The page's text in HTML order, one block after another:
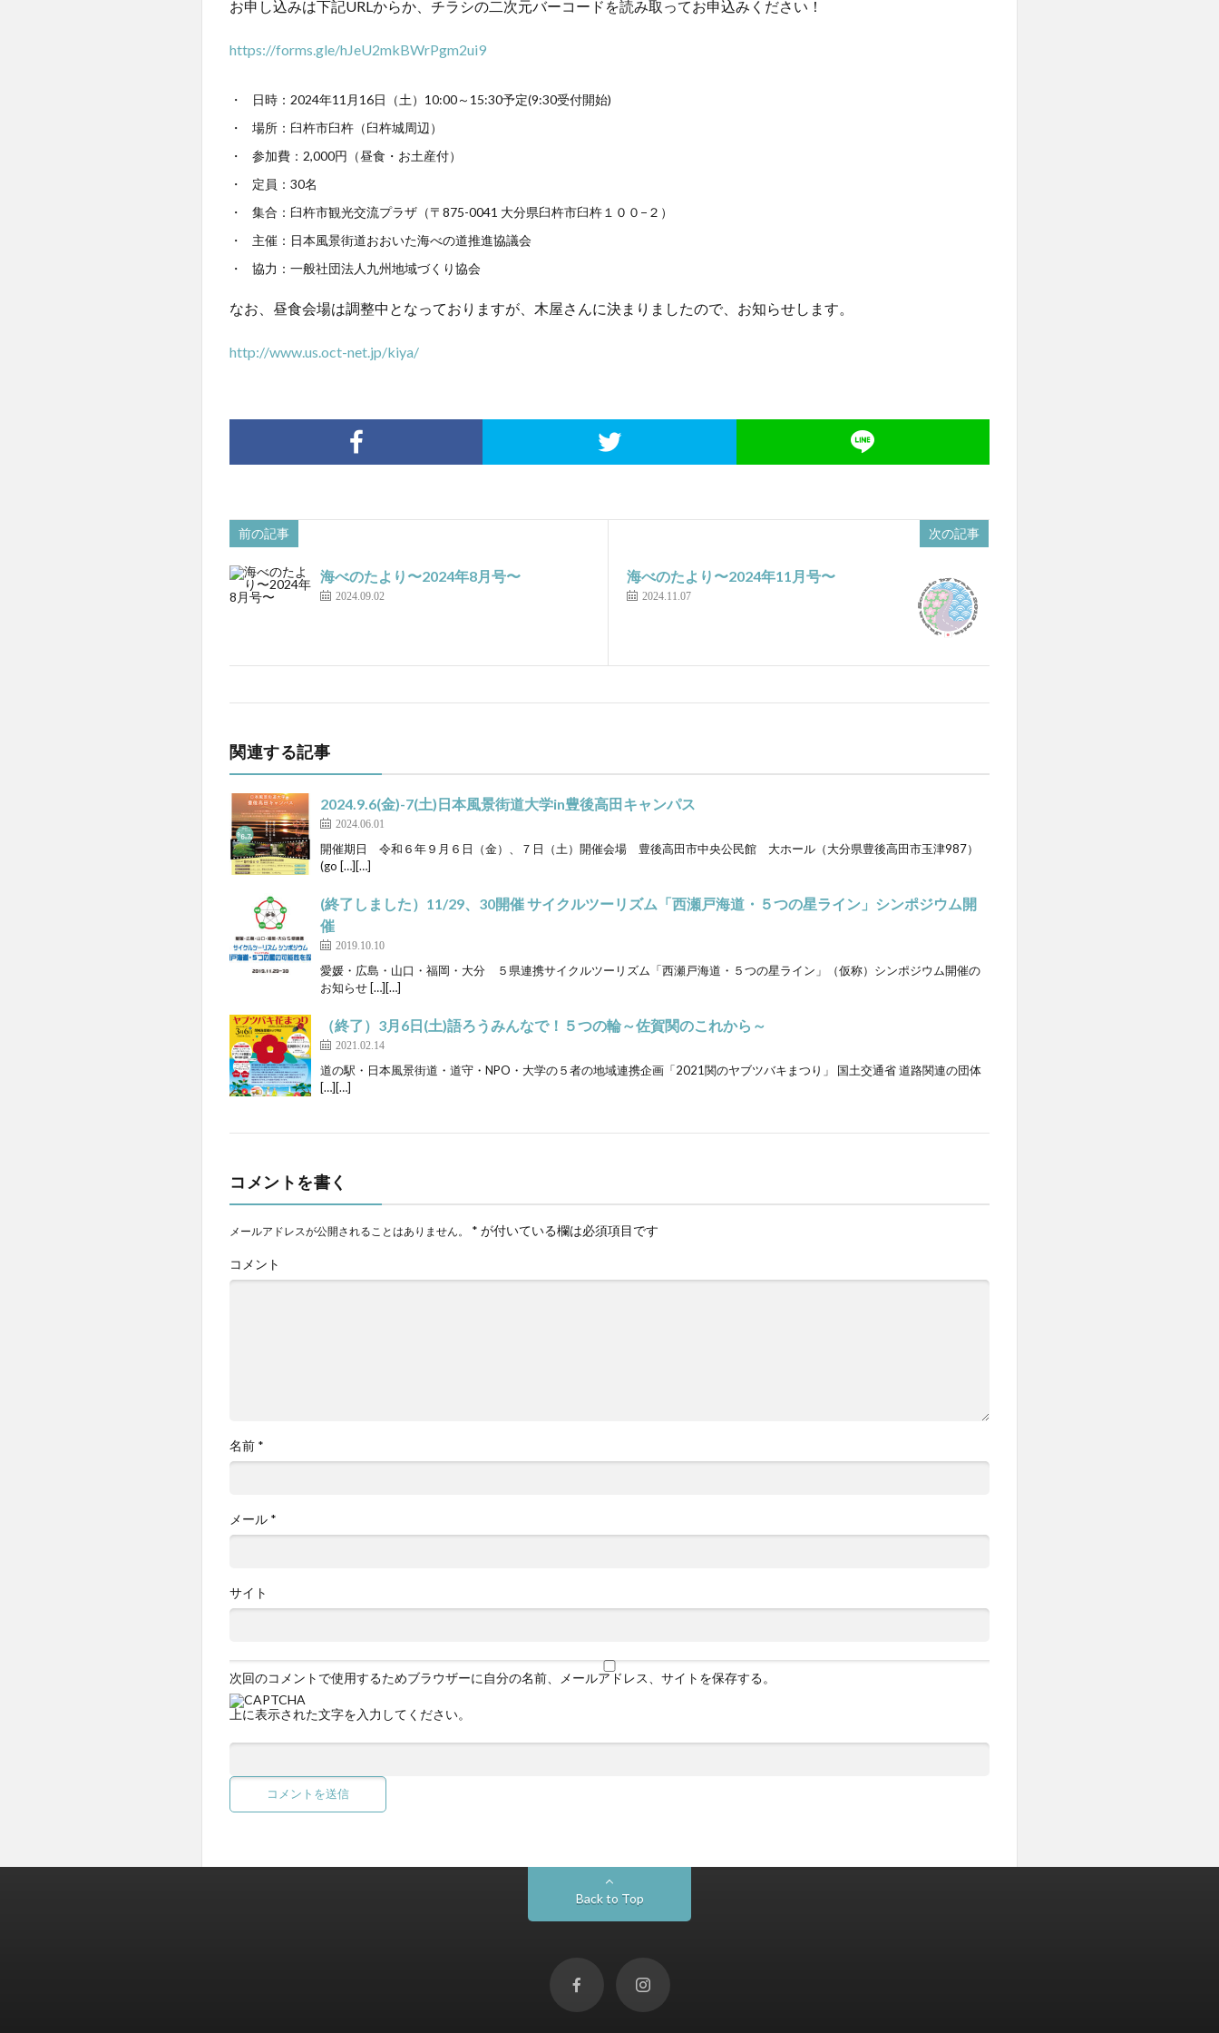
お申し込みは下記URLからか、チラシの二次元バーコードを読み取ってお申込みください！
https://forms.gle/hJeU2mkBWrPgm2ui9
日時：2024年11月16日（土）10:00～15:30予定(9:30受付開始)
場所：臼杵市臼杵（臼杵城周辺）
参加費：2,000円（昼食・お土産付）
定員：30名
集合：臼杵市観光交流プラザ（〒875-0041 大分県臼杵市臼杵１００−２）
主催：日本風景街道おおいた海べの道推進協議会
協力：一般社団法人九州地域づくり協会
なお、昼食会場は調整中となっておりますが、木屋さんに決まりましたので、お知らせします。
http://www.us.oct-net.jp/kiya/
前の記事
海べのたより〜2024年8月号〜
2024.09.02
次の記事
海べのたより〜2024年11月号〜
2024.11.07
関連する記事
2024.9.6(金)-7(土)日本風景街道大学in豊後高田キャンパス
2024.06.01
開催期日 令和６年９月６日（金）、７日（土）開催会場 豊後高田市中央公民館 大ホール（大分県豊後高田市玉津987）
(go […][…]
(終了しました）11/29、30開催 サイクルツーリズム「西瀬戸海道・５つの星ライン」シンポジウム開
催
2019.10.10
愛媛・広島・山口・福岡・大分 ５県連携サイクルツーリズム「西瀬戸海道・５つの星ライン」（仮称）シンポジウム開催の
お知らせ […][…]
（終了）3月6日(土)語ろうみんなで！５つの輪～佐賀関のこれから～
2021.02.14
道の駅・日本風景街道・道守・NPO・大学の５者の地域連携企画「2021関のヤブツバキまつり」 国土交通省 道路関連の団体
[…][…]
コメントを書く
メールアドレスが公開されることはありません。 * が付いている欄は必須項目です
コメント
名前 *
メール *
サイト
次回のコメントで使用するためブラウザーに自分の名前、メールアドレス、サイトを保存する。
上に表示された文字を入力してください。
Back to Top